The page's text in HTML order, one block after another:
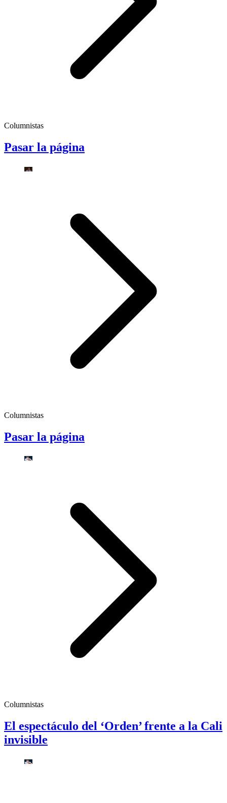
Columnistas
Pasar la página
Columnistas
Pasar la página
Columnistas
El espectáculo del ‘Orden’ frente a la Cali
invisible